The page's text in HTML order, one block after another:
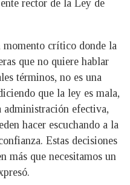
rector de la Ley de
crítico donde la
que no quiere hablar
términos, no es una
que la ley es mala,
administración efectiva,
hacer escuchando a la
Estas decisiones
más que necesitamos un